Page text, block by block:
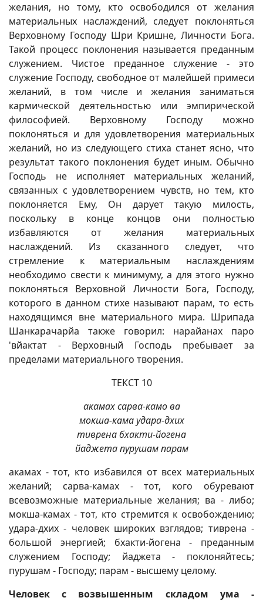
желания, но тому, кто освободился от желания
материальных наслаждений, следует поклоняться
Верховному Господу Шри Кришне, Личности Бога.
Такой процесс поклонения называется преданным
служением. Чистое преданное служение - это
служение Господу, свободное от малейшей примеси
желаний, в том числе и желания заниматься
кармической деятельностью или эмпирической
философией. Верховному Господу можно
поклоняться и для удовлетворения материальных
желаний, но из следующего стиха станет ясно, что
результат такого поклонения будет иным. Обычно
Господь не исполняет материальных желаний,
связанных с удовлетворением чувств, но тем, кто
поклоняется Ему, Он дарует такую милость,
поскольку в конце концов они полностью
избавляются от желания материальных
наслаждений. Из сказанного следует, что
стремление к материальным наслаждениям
необходимо свести к минимуму, а для этого нужно
поклоняться Верховной Личности Бога, Господу,
которого в данном стихе называют парам, то есть
находящимся вне материального мира. Шрипада
Шанкарачарйа также говорил: нарайанах паро
'вйактат - Верховный Господь пребывает за
пределами материального творения.
ТЕКСТ 10
акамах сарва-камо ва
мокша-кама удара-дхих
тиврена бхакти-йогена
йаджета пурушам парам
акамах - тот, кто избавился от всех материальных
желаний; сарва-камах - тот, кого обуревают
всевозможные материальные желания; ва - либо;
мокша-камах - тот, кто стремится к освобождению;
удара-дхих - человек широких взглядов; тиврена -
большой энергией; бхакти-йогена - преданным
служением Господу; йаджета - поклоняйтесь;
пурушам - Господу; парам - высшему целому.
Человек с возвышенным складом ума -